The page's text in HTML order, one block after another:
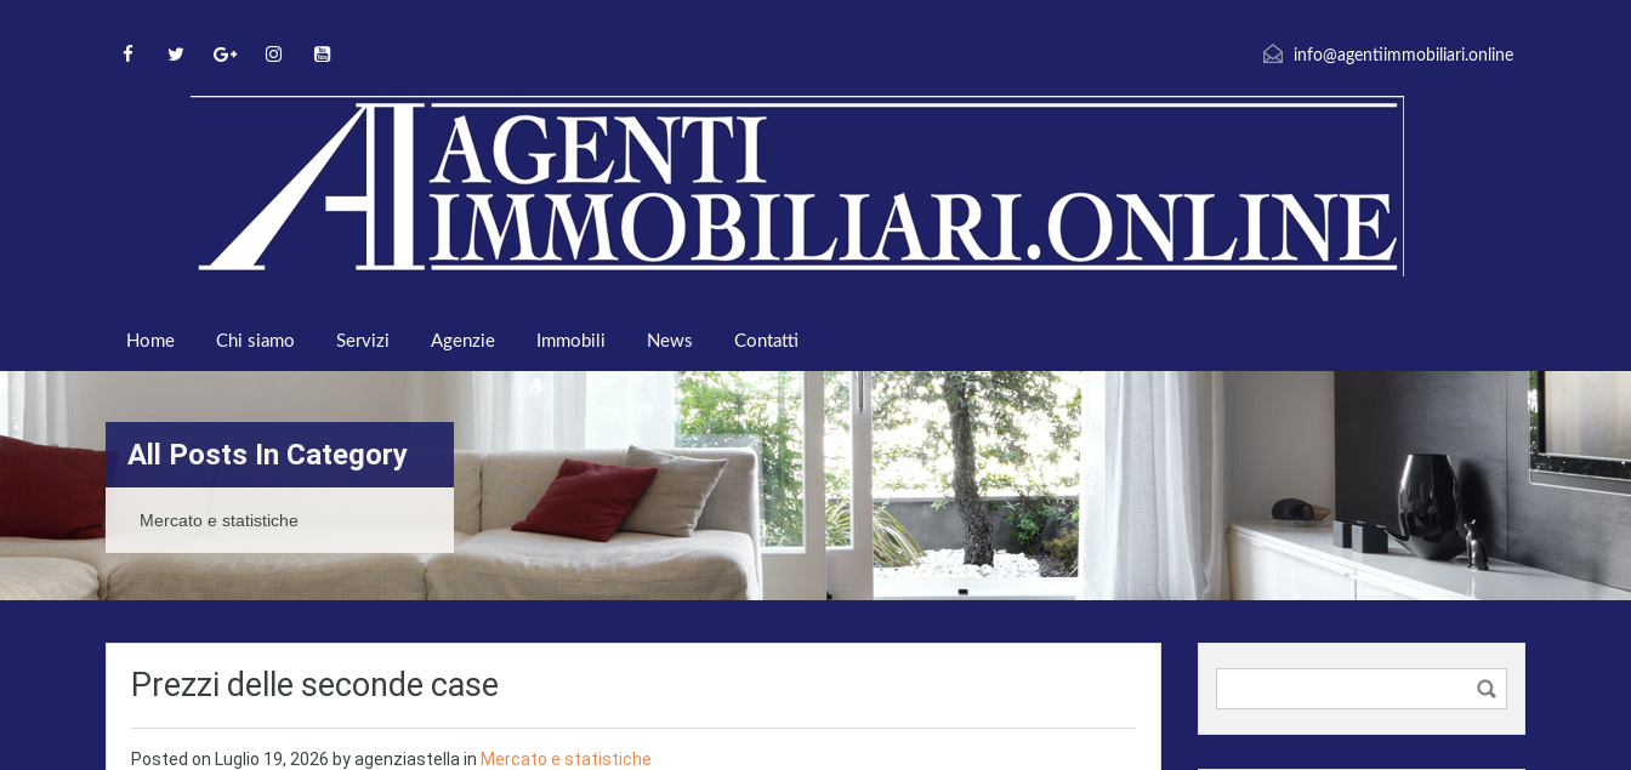
info@agentiimmobiliari.online
Home Chi siamo Servizi Agenzie Immobili News Contatti
All Posts In Category
Mercato e statistiche
Prezzi delle seconde case
Posted on Luglio 19, 2026 byagenziastella in Mercato e statistiche